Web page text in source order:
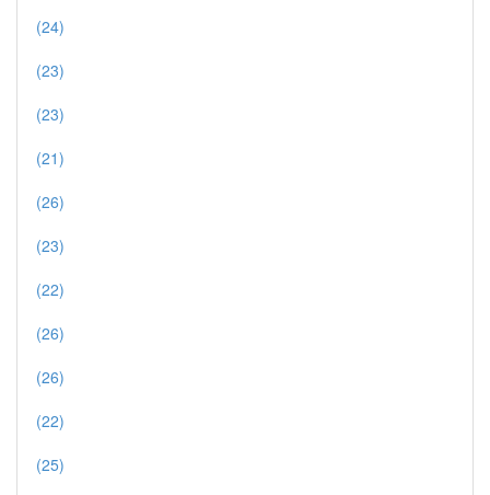
(24)
(23)
(23)
(21)
(26)
(23)
(22)
(26)
(26)
(22)
(25)